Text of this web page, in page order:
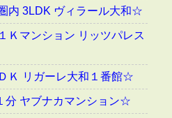
内 3LDK ヴィラール大和☆
Ｋマンション リッツパレス
Ｋ リガーレ大和１番館☆
分 ヤブナカマンション☆